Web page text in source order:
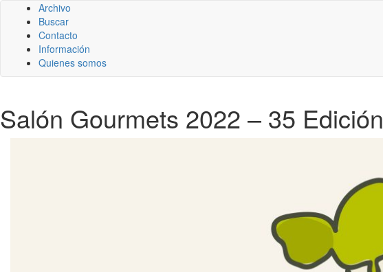
Archivo
Buscar
Contacto
Información
Quienes somos
Salón Gourmets 2022 – 35 Edición